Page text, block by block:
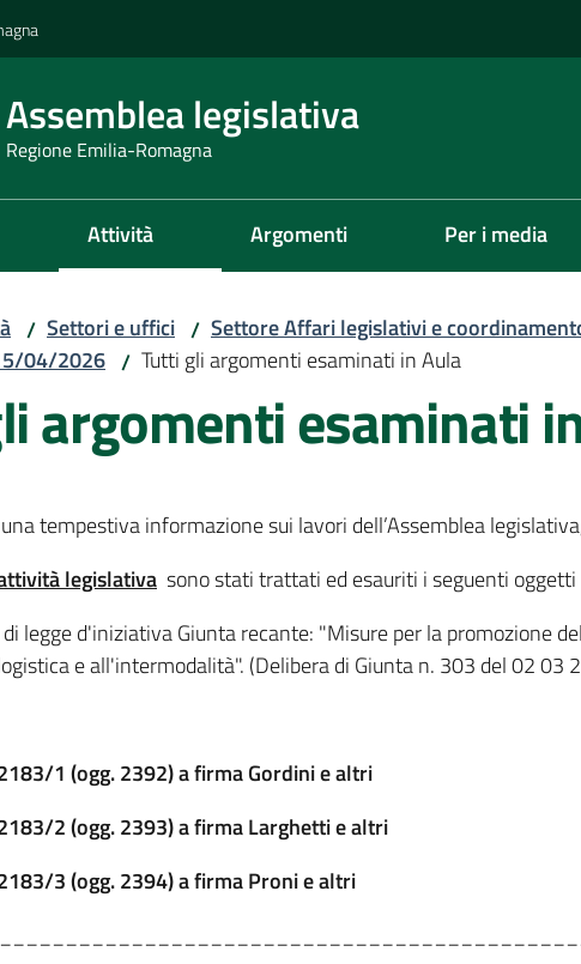
Assemblea legislativa
Regione Emilia-Romagna
Attività Argomenti Per i media
/ Settori e uffici / Settore Affari legislativi e
04/2026 / Tutti gli argomenti esaminati in Aula
argomenti esaminati
tempestiva informazione sui lavori dell’Assemblea
legislativa sono stati trattati ed esauriti i seguenti
legge d'iniziativa Giunta recante: "Misure per la
e all'intermodalità". (Delibera di Giunta n. 303 del 02 03
1 (ogg. 2392) a firma Gordini e altri
2 (ogg. 2393) a firma Larghetti e altri
3 (ogg. 2394) a firma Proni e altri